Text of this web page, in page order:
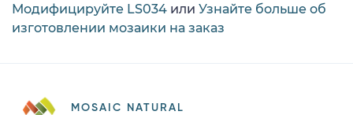
Модифицируйте LS034 или Узнайте больше об
изготовлении мозаики на заказ
MOSAIC NATURAL